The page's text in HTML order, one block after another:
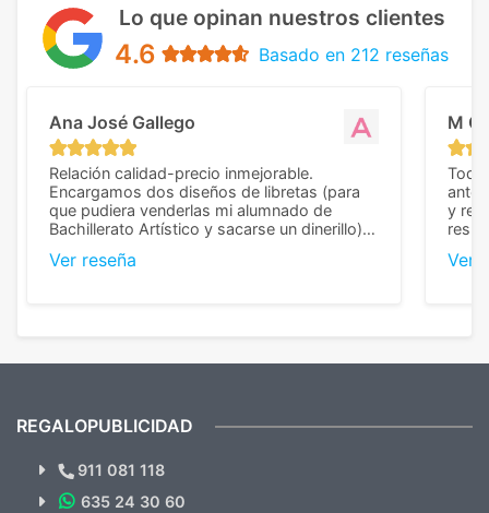
Lo que opinan nuestros clientes
4.6 Basado en 212 reseñas
Ana José Gallego
Relación calidad-precio inmejorable.
Encargamos dos diseños de libretas (para
que pudiera venderlas mi alumnado de
Bachillerato Artístico y sacarse un dinerillo) y
diferencia, con libretas de muy buena calidad
Ver reseña
M C
Todo
y
Ver
¿Quieres ver nuestras últimas
Novedades y Ofertas?
REGALOPUBLICIDAD
911 081 118
635 24 30 60